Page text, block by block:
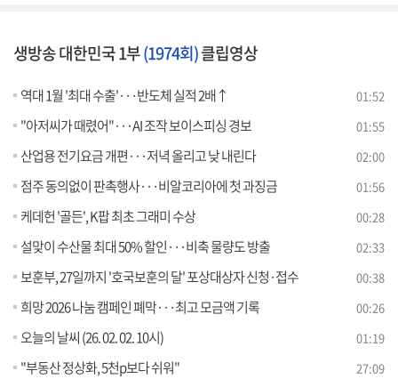
생방송 대한민국 1부(1974회)클립영상
역대 1월 '최대 수출'···반도체 실적 2배↑ 01:52
"아저씨가 때렸어"···AI 조작 보이스피싱 경보 01:55
산업용 전기요금 개편···저녁 올리고 낮 내린다 02:00
점주 동의없이 판촉행사···비알코리아에 첫 과징금 01:56
케데헌 '골든', K팝 최초 그래미 수상 00:28
설맞이 수산물 최대 50% 할인···비축 물량도 방출 02:33
보훈부, 27일까지 '호국보훈의 달' 포상대상자 신청·접수 00:38
희망 2026 나눔 캠페인 폐막···최고 모금액 기록 00:26
오늘의 날씨 (26. 02. 02. 10시) 01:19
"부동산 정상화, 5천p보다 쉬워" 27:09